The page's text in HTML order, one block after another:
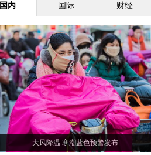
国内 国际 财经
大风降温 寒潮蓝色预警发布